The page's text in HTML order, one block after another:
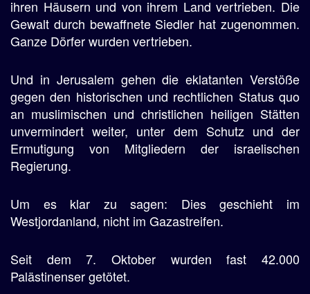
ihren Häusern und von ihrem Land vertrieben. Die
Gewalt durch bewaffnete Siedler hat zugenommen.
Ganze Dörfer wurden vertrieben.
Und in Jerusalem gehen die eklatanten Verstöße
gegen den historischen und rechtlichen Status quo
an muslimischen und christlichen heiligen Stätten
unvermindert weiter, unter dem Schutz und der
Ermutigung von Mitgliedern der israelischen
Regierung.
Um es klar zu sagen: Dies geschieht im
Westjordanland, nicht im Gazastreifen.
Seit dem 7. Oktober wurden fast 42.000
Palästinenser getötet.